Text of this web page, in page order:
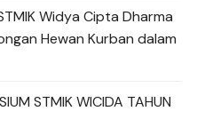
Widya Cipta Dharma
Hewan Kurban dalam
STMIK WICIDA TAHUN